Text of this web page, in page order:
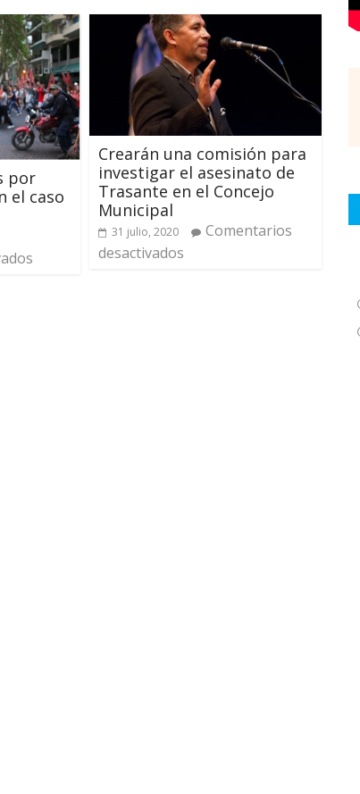
por
el caso
Crearán una comisión para
investigar el asesinato de
Trasante en el Concejo
Municipal
31 julio, 2020
Comentarios
desactivados